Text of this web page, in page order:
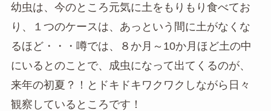
幼虫は、今のところ元気に土をもりもり食べてお
り、１つのケースは、あっという間に土がなくな
るほど・・・噂では、８か月～10か月ほど土の中
にいるとのことで、成虫になって出てくるのが、
来年の初夏？！とドキドキワクワクしながら日々
観察しているところです！